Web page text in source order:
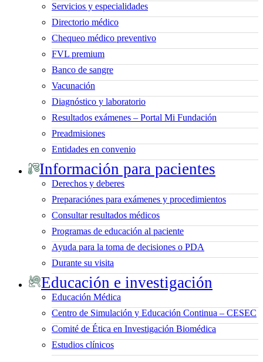
Servicios y especialidades
Directorio médico
Chequeo médico preventivo
FVL premium
Banco de sangre
Vacunación
Diagnóstico y laboratorio
Resultados exámenes – Portal Mi Fundación
Preadmisiones
Entidades en convenio
Información para pacientes
Derechos y deberes
Preparaciónes para exámenes y procedimientos
Consultar resultados médicos
Programas de educación al paciente
Ayuda para la toma de decisiones o PDA
Durante su visita
Educación e investigación
Educación Médica
Centro de Simulación y Educación Continua – CESEC
Comité de Ética en Investigación Biomédica
Estudios clínicos